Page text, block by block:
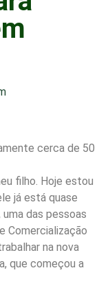
cerca de 50
filho. Hoje estou
já está quase
das pessoas
Comercialização
na nova
que começou a